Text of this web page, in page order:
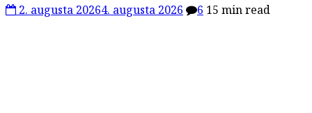
2. augusta 20264. augusta 2026 6 15 min read